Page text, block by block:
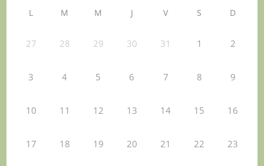
L M M J V S D
27 28 29 30 31 1 2
3 4 5 6 7 8 9
10 11 12 13 14 15 16
17 18 19 20 21 22 23